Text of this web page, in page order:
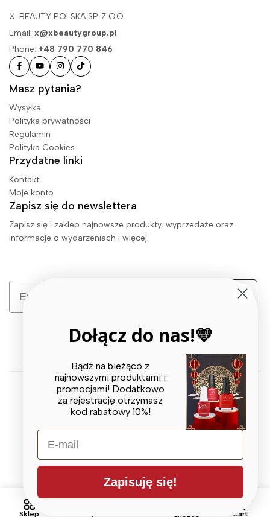
X-BEAUTY POLSKA SP. Z O.O.
Email: x@xbeautygroup.pl
Phone: +48 790 770 846
Masz pytania?
Wysyłka
Polityka prywatności
Regulamin
Polityka Cookies
Przydatne linki
Kontakt
Moje konto
Zapisz się do newslettera
Zapisz się i zaklep najnowsze produkty, wyprzedaże oraz
informacje o wydarzeniach i więcej.
Email
Zapisz się
© 2026 X BEAUTY GROUP. All Rights Reserved
Sklep
0
Cart
Dołącz do nas!💛
Bądź na bieżąco z
najnowszymi produktami i
promocjami! Dodatkowo
za rejestrację otrzymasz
kod rabatowy 10%!
E-mail
Zapisuję się!